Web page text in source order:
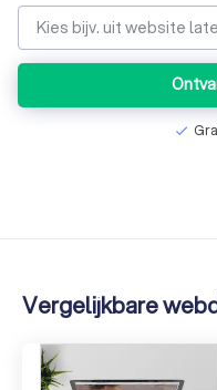
check
Vergelijkbare